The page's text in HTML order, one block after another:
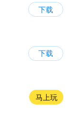
下载
下载
马上玩